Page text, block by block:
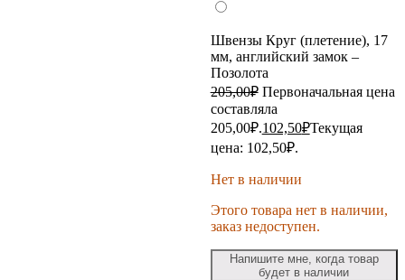
Швензы Круг (плетение), 17
мм, английский замок –
Позолота
205,00₽ Первоначальная цена
составляла
205,00₽.102,50₽Текущая
цена: 102,50₽.
Нет в наличии
Этого товара нет в наличии,
заказ недоступен.
Напишите мне, когда товар
будет в наличии